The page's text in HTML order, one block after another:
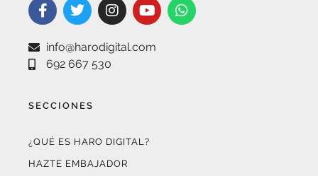
info@harodigital.com
692 667 530
SECCIONES
¿QUÉ ES HARO DIGITAL?
HAZTE EMBAJADOR